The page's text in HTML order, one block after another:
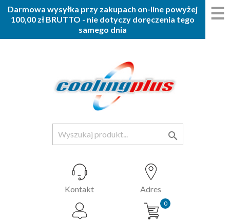
Darmowa wysyłka przy zakupach on-line powyżej
100,00 zł BRUTTO - nie dotyczy doręczenia tego
samego dnia

☰
Kontakt Adres
0